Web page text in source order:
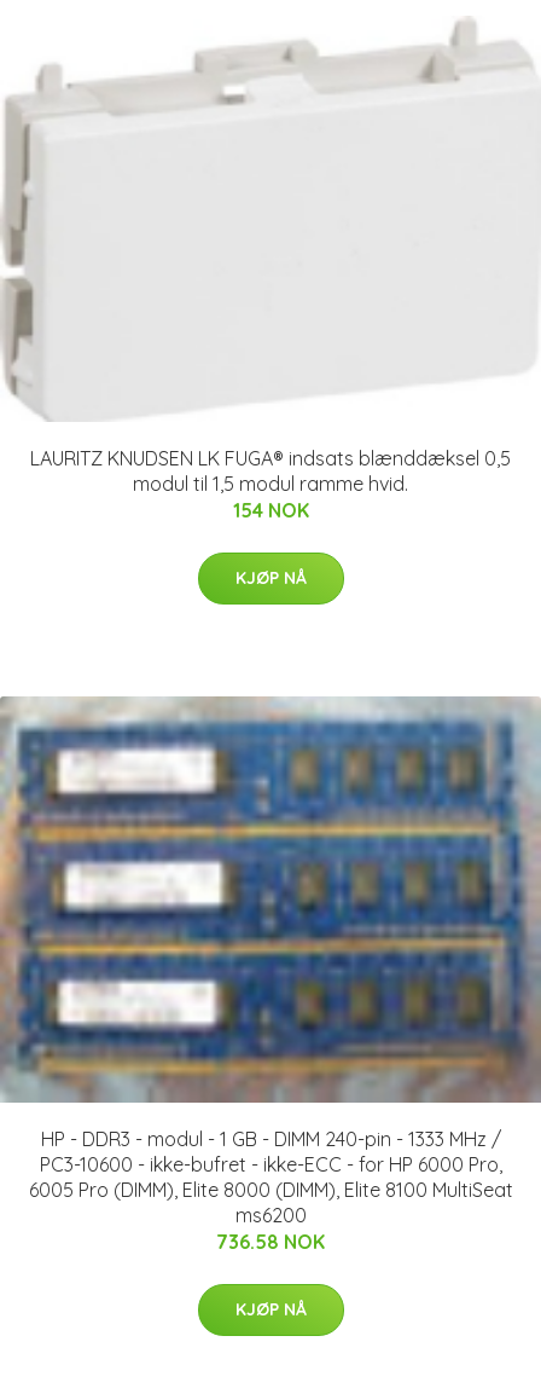
LAURITZ KNUDSEN LK FUGA® indsats blænddæksel 0,5
modul til 1,5 modul ramme hvid.
154 NOK
KJØP NÅ
HP - DDR3 - modul - 1 GB - DIMM 240-pin - 1333 MHz /
PC3-10600 - ikke-bufret - ikke-ECC - for HP 6000 Pro,
6005 Pro (DIMM), Elite 8000 (DIMM), Elite 8100 MultiSeat
ms6200
736.58 NOK
KJØP NÅ